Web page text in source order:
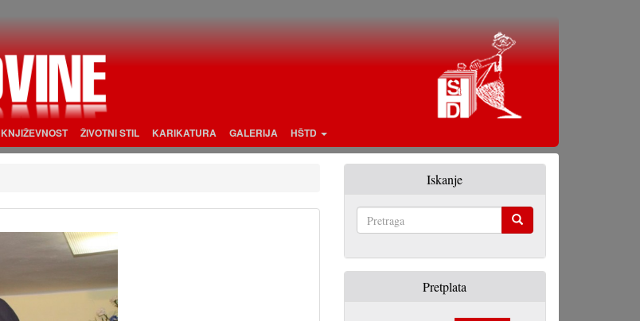
KNJIŽEVNOST ŽIVOTNI STIL KARIKATURA GALERIJA HŠTD
Iskanje
Pretplata